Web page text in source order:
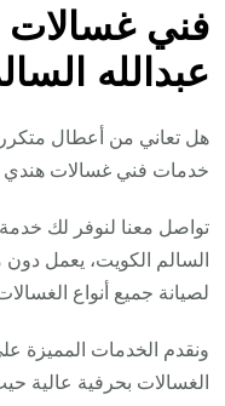
فني
عبدالله
هل تعاني من أعطال
خدمات فني غسالات هندي
تواصل معنا لنوفر لك خدمة
السالم الكويت، يعمل
لصيانة جميع أنواع
ونقدم الخدمات المميزة
الغسالات بحرفية عالية